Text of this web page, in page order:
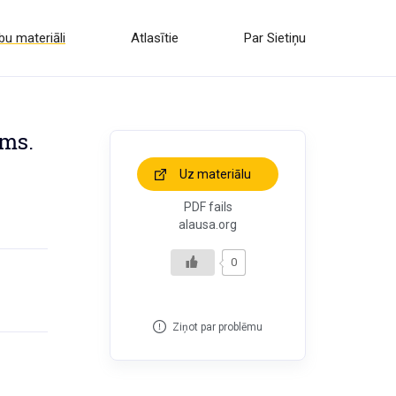
materiāli Atlasītie Par Sietiņu
Uz materiālu
PDF fails
alausa.org
0
Ziņot par problēmu